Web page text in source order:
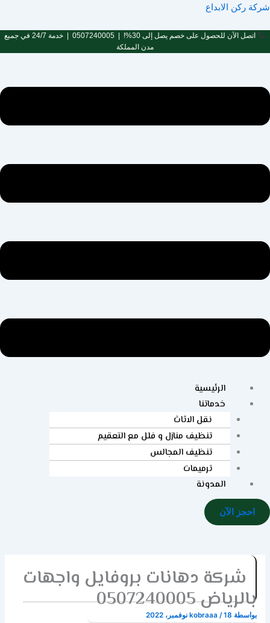
تخطي
المحتوى
شركة ركن الابداع
اتصل الآن للحصول على خصم يصل إلى 30%! | 0507240005
| خدمة 24/7 في جميع
مدن المملكة
Menu
الرئيسية
خدماتنا
نقل الاثاث
تنظيف منازل و فلل مع التعقيم
تنظيف المجالس
ترميمات
المدونة
احجز الآن
شركة دهانات بروفايل واجهات
بالرياض 0507240005
بواسطة kobraaa /18 نوفمبر، 2022